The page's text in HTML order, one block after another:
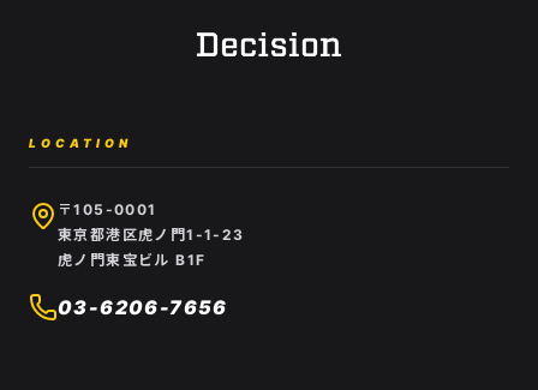
LOCATION
〒105-0001
東京都港区虎ノ門1-1-23
虎ノ門東宝ビル B1F
03-6206-7656